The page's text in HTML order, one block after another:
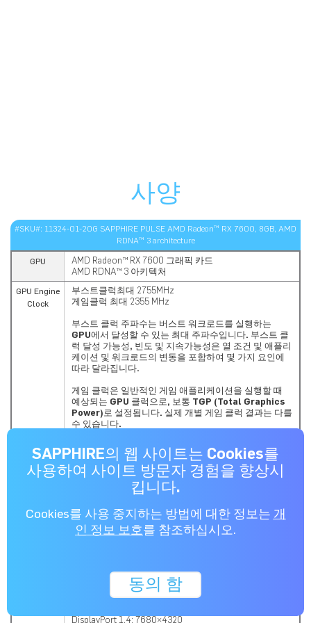
SAPPHIRE의 웹 사이트는 Cookies를
사용하여 사이트 방문자 경험을 향상시
킵니다.
Cookies를 사용 중지하는 방법에 대한 정보는 개
인 정보 보호를 참조하십시오.
동의 함
사양
#SKU#: 11324-01-20G SAPPHIRE PULSE AMD Radeon™ RX 7600, 8GB, AMD
RDNA™ 3 architecture
GPU
AMD Radeon™ RX 7600 그래픽 카드
AMD RDNA™ 3 아키텍처
GPU Engine
Clock
부스트클럭최대 2755MHz
게임클럭 최대 2355 MHz
부스트 클럭 주파수는 버스트 워크로드를 실행하는
GPU에서 달성할 수 있는 최대 주파수입니다. 부스트 클
럭 달성 가능성, 빈도 및 지속가능성은 열 조건 및 애플리
케이션 및 워크로드의 변동을 포함하여 몇 가지 요인에
따라 달라집니다.
게임 클럭은 일반적인 게임 애플리케이션을 실행할 때
예상되는 GPU 클럭으로 , 보통 TGP (Total Graphics
Power) 로 설정됩니다. 실제 개별 게임 클럭 결과는 다를
수 있습니다.
Processor
연산 장치 32 CU
광선 가속기 32 개
8GB/128비트 GDDR6
최대 4개 디스플레이
DisplayPort 1.4: 7680×4320